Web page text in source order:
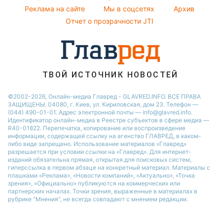
Пылевая буря
Реклама на сайте
Мы в соцсетях
Архив
Отчет о прозрачности JTI
ТВОЙ ИСТОЧНИК НОВОСТЕЙ
©2002-2026, Онлайн-медиа Главред - GLAVRED.INFO. ВСЕ ПРАВА
ЗАЩИЩЕНЫ. 04080, г. Киев, ул. Кириловская, дом 23. Телефон —
(044) 490-01-01. Адрес электронной почты — info@glavred.info.
Идентификатор онлайн-медиа в Реестре cубъектов в сфере медиа —
R40-01822. Перепечатка, копирование или воспроизведение
информации, содержащей ссылку на агенство ГЛАВРЕД, в каком-
либо виде запрещено. Использование материалов «Главред»
разрешается при условии ссылки на «Главред». Для интернет-
изданий обязательна прямая, открытая для поисковых систем,
гиперссылка в первом абзаце на конкретный материал. Материалы с
плашками «Реклама», «Новости компаний», «Актуально», «Точка
зрения», «Официально» публикуются на коммерческих или
партнерских началах. Точки зрения, выраженные в материалах в
рубрике "Мнения", не всегда совпадают с мнением редакции.